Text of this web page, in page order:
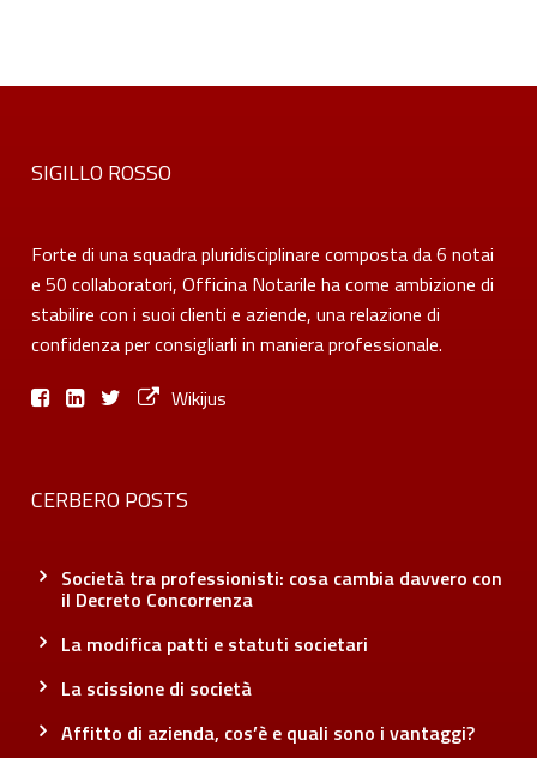
SIGILLO ROSSO
Forte di una squadra pluridisciplinare composta da 6 notai
e 50 collaboratori, Officina Notarile ha come ambizione di
stabilire con i suoi clienti e aziende, una relazione di
confidenza per consigliarli in maniera professionale.
Wikijus
CERBERO POSTS
Società tra professionisti: cosa cambia davvero con
il Decreto Concorrenza
La modifica patti e statuti societari
La scissione di società
Affitto di azienda, cos’è e quali sono i vantaggi?